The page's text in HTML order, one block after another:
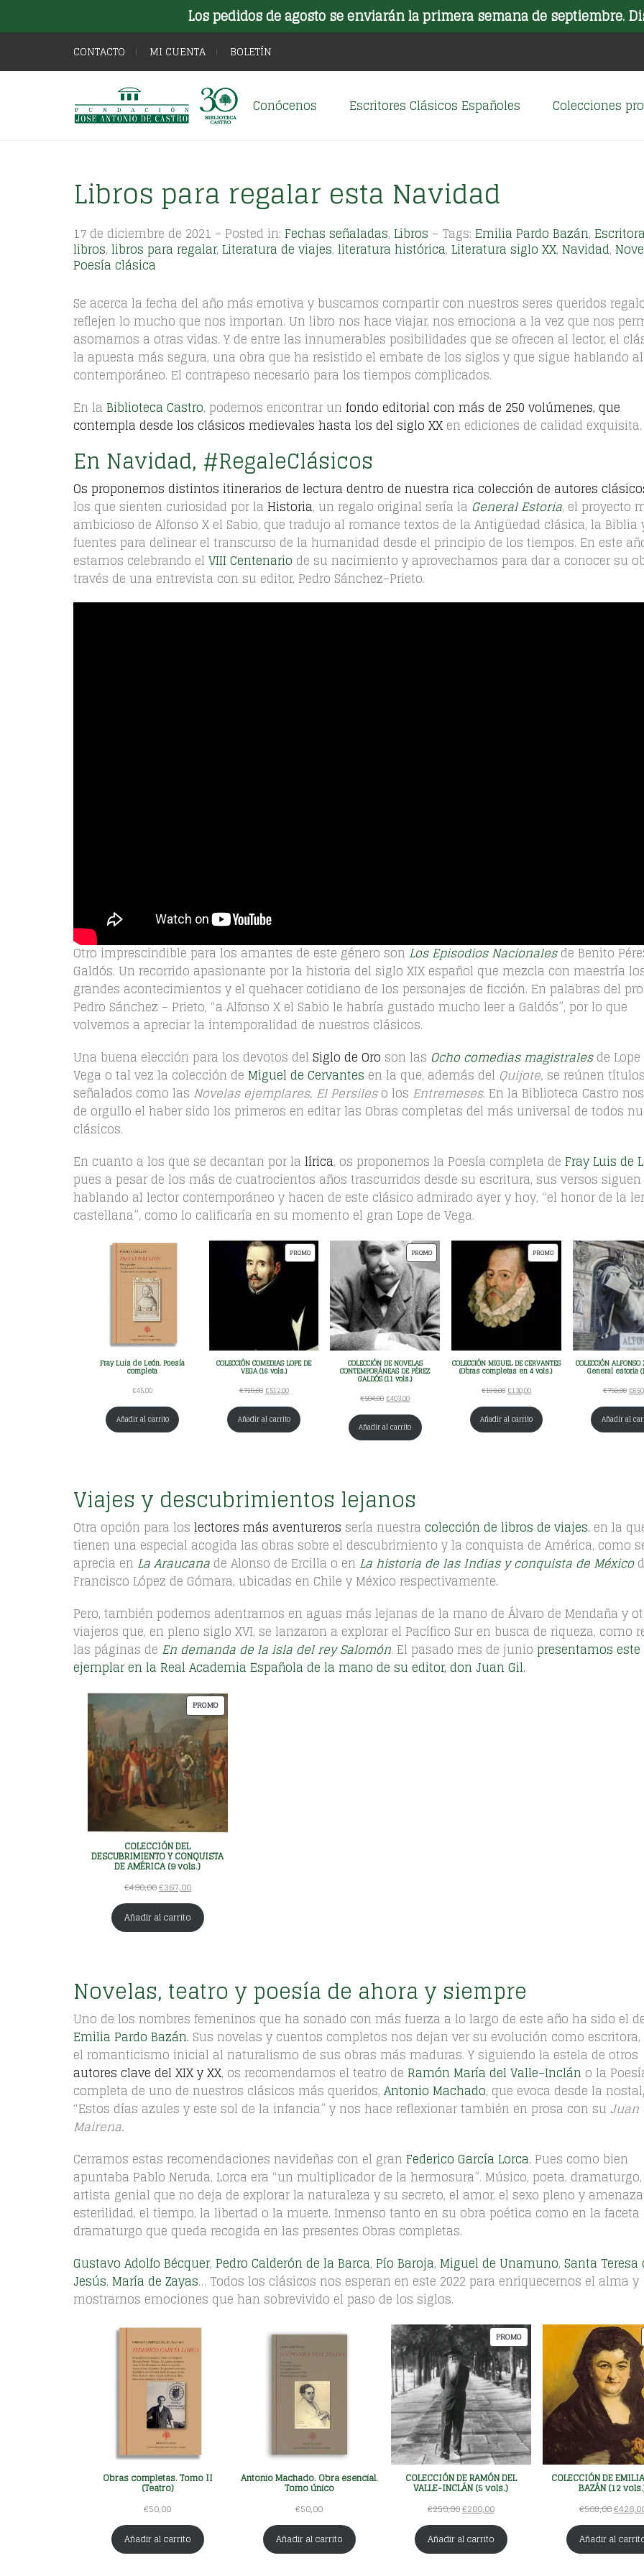
Los pedidos de agosto se enviarán la primera semana de septiembre.
CONTACTO MI CUENTA BOLETÍN
Conócenos Escritores Clásicos Españoles Colecciones
Libros para regalar esta Navidad
17 de diciembre de 2021 – Posted in: Fechas señaladas, Libros – Tags: Emilia Pardo Bazán,
libros, libros para regalar, Literatura de viajes, literatura histórica, Literatura siglo XX, Navidad,
Poesía clásica
Se acerca la fecha del año más emotiva y buscamos compartir con nuestros seres queridos
reflejen lo mucho que nos importan. Un libro nos hace viajar, nos emociona a la vez que nos
asomarnos a otras vidas. Y de entre las innumerables posibilidades que se ofrecen al lector, el
la apuesta más segura, una obra que ha resistido el embate de los siglos y que sigue hablando
contemporáneo. El contrapeso necesario para los tiempos complicados.
En la Biblioteca Castro, podemos encontrar un fondo editorial con más de 250 volúmenes, que
contempla desde los clásicos medievales hasta los del siglo XX en ediciones de calidad exquisita.
En Navidad, #RegaleClásicos
Os proponemos distintos itinerarios de lectura dentro de nuestra rica colección de autores
los que sienten curiosidad por la Historia, un regalo original sería la General Estoria, el proyecto
ambicioso de Alfonso X el Sabio, que tradujo al romance textos de la Antigüedad clásica, la Biblia
fuentes para delinear el transcurso de la humanidad desde el principio de los tiempos. En este
estamos celebrando el VIII Centenario de su nacimiento y aprovechamos para dar a conocer su
través de una entrevista con su editor, Pedro Sánchez–Prieto.
Otro imprescindible para los amantes de este género son Los Episodios Nacionalesde Benito
Galdós. Un recorrido apasionante por la historia del siglo XIX español que mezcla con maestría
grandes acontecimientos y el quehacer cotidiano de los personajes de ficción. En palabras del
Pedro Sánchez – Prieto, “a Alfonso X el Sabio le habría gustado mucho leer a Galdós”, por lo que
volvemos a apreciar la intemporalidad de nuestros clásicos.
Una buena elección para los devotos del Siglo de Oro son las Ocho comedias magistralesde Lope
Vega o tal vez la colección de Miguel de Cervantes en la que, además del Quijote, se reúnen
señalados como las Novelas ejemplares, El Persileso los Entremeses. En la Biblioteca Castro
de orgullo el haber sido los primeros en editar las Obras completas del más universal de todos
clásicos.
En cuanto a los que se decantan por la lírica, os proponemos la Poesía completa de Fray Luis de
pues a pesar de los más de cuatrocientos años trascurridos desde su escritura, sus versos siguen
hablando al lector contemporáneo y hacen de este clásico admirado ayer y hoy, “el honor de la
castellana”, como lo calificaría en su momento el gran Lope de Vega.
Fray Luis de León. Poesía
completa
€45,00
Añadir al carrito
PROMOP
O
E
COLECCIÓN COMEDIAS LOPE DE
VEGA (16 vols.)
€710,00 E
l
p
r
o
i
g
i
n
e
r
a
:
€
€512,00E
l
p
r
a
t
u
l
:
€
5
1
Añadir al carrito
PROMOP
D
U
C
T
O
COLECCIÓN DE NOVELAS
CONTEMPORÁNEAS DE PÉREZ
GALDÓS (11 vols.)
€504,00E
l
p
r
o
r
i
g
i
n
l
e
a
:
€403,00E
l
p
r
o
c
t
u
a
l
s
:
4
0
Añadir al carrito
PROMOP
O
E
COLECCIÓN MIGUEL DE CERVANTES
(Obras completas en 4 vols.)
€168,00E
l
p
r
r
i
g
i
e
r
a
€130,00E
l
p
r
t
u
a
:
€
1
Añadir al carrito
COLECCIÓN
General estoria
€750,00 E
l
p
r
i
g
i
r
a
€
Añadir al
Viajes y descubrimientos lejanos
Otra opción para los lectores más aventureros sería nuestra colección de libros de viajes. en la
tienen una especial acogida las obras sobre el descubrimiento y la conquista de América, como
aprecia en La Araucana de Alonso de Ercilla o en La historia de las Indias y conquista de México
Francisco López de Gómara, ubicadas en Chile y México respectivamente.
Pero, también podemos adentrarnos en aguas más lejanas de la mano de Álvaro de Mendaña y
viajeros que, en pleno siglo XVI, se lanzaron a explorar el Pacífico Sur en busca de riqueza, como
las páginas de En demanda de la isla del rey Salomón. El pasado mes de junio presentamos este
ejemplar en la Real Academia Española de la mano de su editor, don Juan Gil.
PROMOP
R
O
D
U
C
T
O
N
R
COLECCIÓN DEL
DESCUBRIMIENTO Y CONQUISTA
DE AMÉRICA (9 vols.)
€490,00E
l
p
r
o
r
g
i
n
a
e
:
€
9
0
,
0
€367,00E
l
p
r
o
a
c
u
a
l
e
6
7
0
0
.
Añadir al carrito
Novelas, teatro y poesía de ahora y siempre
Uno de los nombres femeninos que ha sonado con más fuerza a lo largo de este año ha sido el
Emilia Pardo Bazán. Sus novelas y cuentos completos nos dejan ver su evolución como escritora,
el romanticismo inicial al naturalismo de sus obras más maduras. Y siguiendo la estela de otros
autores clave del XIX y XX, os recomendamos el teatro de Ramón María del Valle–Inclán o la
completa de uno de nuestros clásicos más queridos, Antonio Machado, que evoca desde la
“Estos días azules y este sol de la infancia” y nos hace reflexionar también en prosa con su Juan
Mairena.
Cerramos estas recomendaciones navideñas con el gran Federico García Lorca. Pues como bien
apuntaba Pablo Neruda, Lorca era “un multiplicador de la hermosura”. Músico, poeta,
artista genial que no deja de explorar la naturaleza y su secreto, el amor, el sexo pleno y
esterilidad, el tiempo, la libertad o la muerte. Inmenso tanto en su obra poética como en la faceta
dramaturgo que queda recogida en las presentes Obras completas.
Gustavo Adolfo Bécquer, Pedro Calderón de la Barca, Pío Baroja, Miguel de Unamuno, Santa Teresa
Jesús, María de Zayas… Todos los clásicos nos esperan en este 2022 para enriquecernos el alma y
mostrarnos emociones que han sobrevivido el paso de los siglos.
Obras completas. Tomo II
(Teatro)
€50,00
Añadir al carrito
Antonio Machado. Obra esencial.
Tomo único
€50,00
Añadir al carrito
PROMOPRODUCTO
EN
PROMO
COLECCIÓN DE RAMÓN DEL
VALLE-INCLÁN (5 vols.)
€250,00El
precio
original
era:
€200,00El
precio
actual
es:
Añadir al carrito
COLECCIÓN DE
BAZÁN (12
€568,00El
precio
original
era:
€
Añadir al